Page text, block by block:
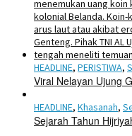
HEADLINE, PERISTIWA,
Viral Nelayan Ujung
HEADLINE, Khasanah,
Sejarah Tahun